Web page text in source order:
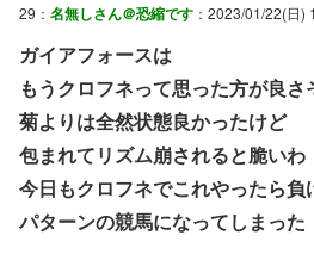
29： 名無しさん＠恐縮です ：2023/01/22(日)
ガイアフォースは
もうクロフネって思った方が良さ
菊よりは全然状態良かったけど
包まれてリズム崩されると脆いわ
今日もクロフネでこれやったら負
パターンの競馬になってしまった